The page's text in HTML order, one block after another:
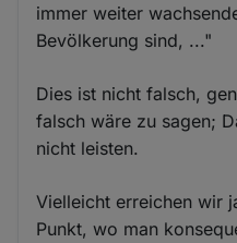
immer weiter
Bevölkerung sind, ..."
Dies ist nicht falsch,
falsch wäre zu sagen;
nicht leisten.
Vielleicht erreichen wir
Punkt, wo man